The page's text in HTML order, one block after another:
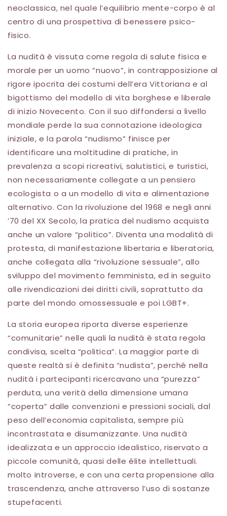
neoclassica, nel quale l’equilibrio mente-corpo è al
centro di una prospettiva di benessere psico-
fisico.
La nudità è vissuta come regola di salute fisica e
morale per un uomo “nuovo”, in contrapposizione al
rigore ipocrita dei costumi dell’era Vittoriana e al
bigottismo del modello di vita borghese e liberale
di inizio Novecento. Con il suo diffondersi a livello
mondiale perde la sua connotazione ideologica
iniziale, e la parola “nudismo” finisce per
identificare una moltitudine di pratiche, in
prevalenza a scopi ricreativi, salutistici, e turistici,
non necessariamente collegate a un pensiero
ecologista o a un modello di vita e alimentazione
alternativo. Con la rivoluzione del 1968 e negli anni
’70 del XX Secolo, la pratica del nudismo acquista
anche un valore “politico”. Diventa una modalità di
protesta, di manifestazione libertaria e liberatoria,
anche collegata alla “rivoluzione sessuale”, allo
sviluppo del movimento femminista, ed in seguito
alle rivendicazioni dei diritti civili, soprattutto da
parte del mondo omossessuale e poi LGBT+.
La storia europea riporta diverse esperienze
“comunitarie” nelle quali la nudità è stata regola
condivisa, scelta “politica”. La maggior parte di
queste realtà si è definita “nudista”, perché nella
nudità i partecipanti ricercavano una “purezza”
perduta, una verità della dimensione umana
“coperta” dalle convenzioni e pressioni sociali, dal
peso dell’economia capitalista, sempre più
incontrastata e disumanizzante. Una nudità
idealizzata e un approccio idealistico, riservato a
piccole comunità, quasi delle élite intellettuali.
molto introverse, e con una certa propensione alla
trascendenza, anche attraverso l’uso di sostanze
stupefacenti.